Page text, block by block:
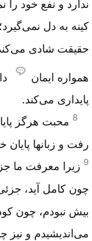
ندارد و نفع خود
کینه به دل نمی‌گیرد؛
حقیقت شادی
همواره ایمان
پایداری می‌کند.
8 محبت هرگز
رفت و زبانها
9 زیرا معرفت ما
چون کامل آید،
بیش نبودم، چون
می‌اندیشیدم و نیز